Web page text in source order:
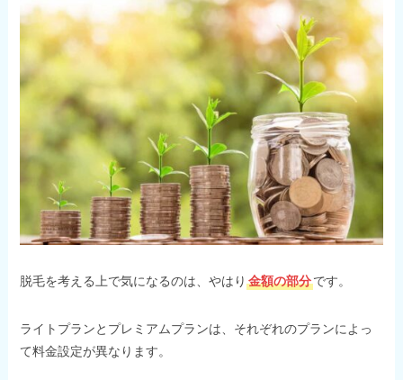
脱毛を考える上で気になるのは、やはり金額の部分です。
ライトプランとプレミアムプランは、それぞれのプランによっ
て料金設定が異なります。